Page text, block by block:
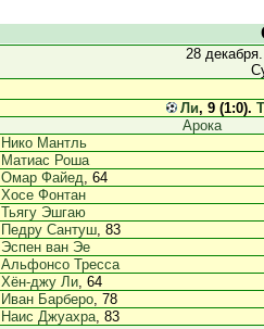
28
Ли, 9 (1:0).
Арока
Нико Мантль
Матиас Роша
Омар Файед, 64
Хосе Фонтан
Тьягу Эшгаю
Педру Сантуш, 83
Эспен ван Эе
Альфонсо Тресса
Хён-джу Ли, 64
Иван Барберо, 78
Наис Джуахра, 83